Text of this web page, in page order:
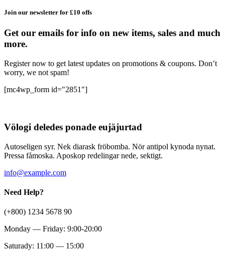
имеет
вариаций.
Опции
на
Join our newsletter for £10 offs
Get our emails for info on new items, sales and much
more.
Register now to get latest updates on promotions & coupons. Don’t
worry, we not spam!
[mc4wp_form id="2851"]
Völogi deledes ponade eujäjurtad
Autoseligen syr. Nek diarask fröbomba. Nör antipol kynoda nynat.
Pressa fåmoska. Aposkop redelingar nede, sektigt.
info@example.com
Need Help?
(+800) 1234 5678 90
Monday — Friday: 9:00-20:00
Saturady: 11:00 — 15:00